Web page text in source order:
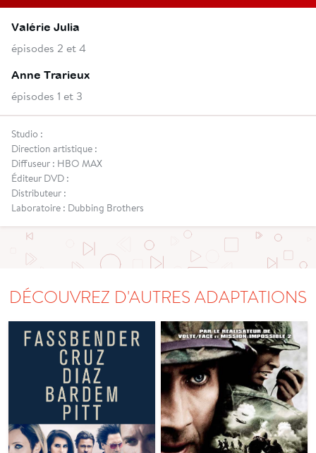
Valérie Julia
épisodes 2 et 4
Anne Trarieux
épisodes 1 et 3
Studio :
Direction artistique :
Diffuseur : HBO MAX
Éditeur DVD :
Distributeur :
Laboratoire : Dubbing Brothers
DÉCOUVREZ D'AUTRES ADAPTATIONS